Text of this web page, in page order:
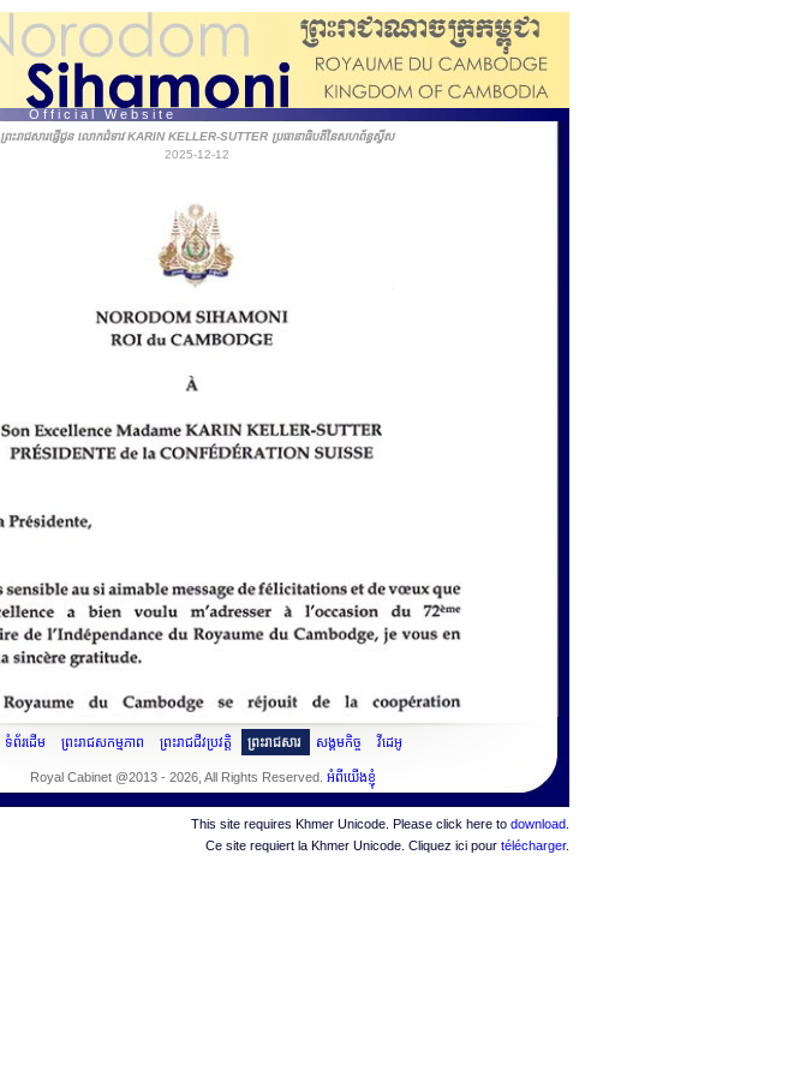
O f f i c i a l W e b s i t e
ព្រះរាជសារផ្ញើជូន លោកជំទាវ KARIN KELLER-SUTTER ប្រធានាធិបតីនៃសហព័ន្ធស្វីស
2025-12-12
ទំព័រដើម ព្រះរាជសកម្មភាព ព្រះរាជជីវប្រវត្តិ ព្រះរាជសារ សង្គមកិច្ច វីដេអូ
Royal Cabinet @2013 - 2026, All Rights Reserved. អំពីយើងខ្ញុំ
This site requires Khmer Unicode. Please click here to download
Ce site requiert la Khmer Unicode. Cliquez ici pour télécharger.